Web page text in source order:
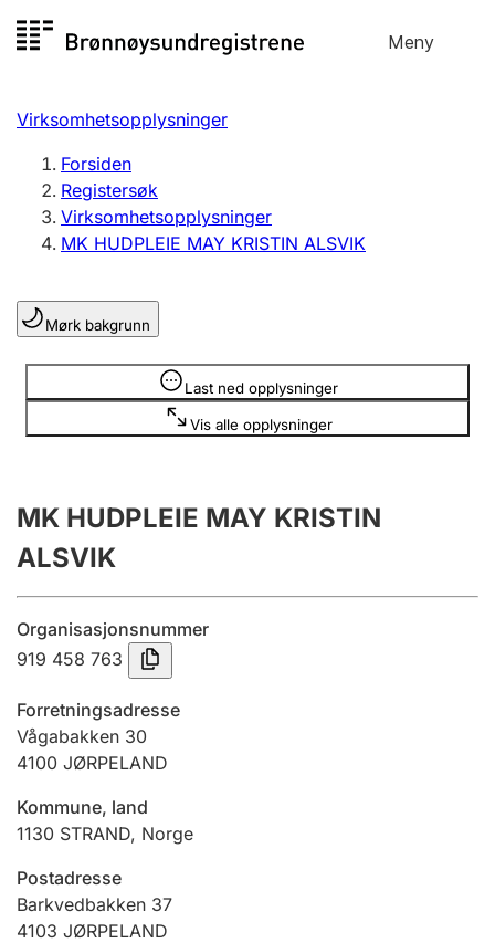
til
Meny
Registersøk
Aksjeselskap
Enkeltpersonforetak
Registrere, endre, slette
Lag og forening
Registrere, endre, slette
Årsregnskap
Innsending og forsinkelsesgebyr
Tinglysing
Jeger
Betaling og jegeravgiftskort
Ektepaktveileder
Offentlig sektor
Virksomhetsopplysninger
Forsiden
Registersøk
Virksomhetsopplysninger
MK HUDPLEIE MAY KRISTIN ALSVIK
Mørk bakgrunn
Last ned opplysninger
Vis alle opplysninger
Opplysninger er skjult
MK HUDPLEIE MAY KRISTIN
ALSVIK
Organisasjonsnummer
919 458 763
Forretningsadresse
Vågabakken 30
4100 JØRPELAND
Kommune, land
1130 STRAND, Norge
Postadresse
Barkvedbakken 37
4103 JØRPELAND